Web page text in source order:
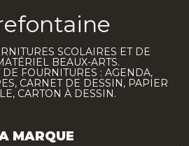
SCOLAIRES ET DE
BEAUX-ARTS.
FOURNITURES : AGENDA,
CARNET DE DESSIN, PAPIER
CARTON À DESSIN.
MARQUE